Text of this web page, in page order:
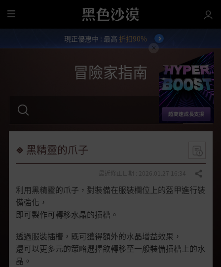
全
部
單
現正優惠中 : 最高 折扣90%
冒險家指南
關
鍵
黑精靈的爪子
分享
利用黑精靈的爪子，對裝備在服裝欄位上的盔甲進行裝
備強化，
即可製作可轉移水晶的插槽。
透過服裝插槽，既可獲得額外的水晶增益效果，
還可以更多元的策略選擇欲轉移至一般裝備插槽上的水
晶。